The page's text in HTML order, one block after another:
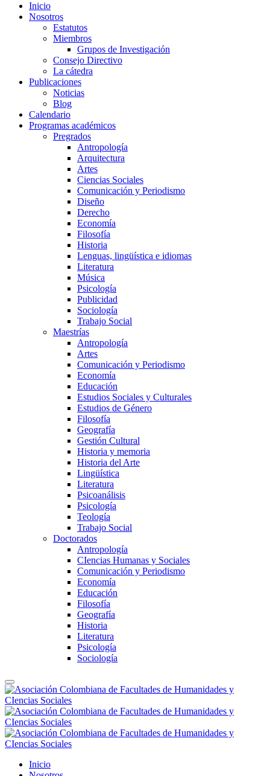
Inicio
Nosotros
Estatutos
Miembros
Grupos de Investigación
Consejo Directivo
La cátedra
Publicaciones
Noticias
Blog
Calendario
Programas académicos
Pregrados
Antropología
Arquitectura
Artes
Ciencias Sociales
Comunicación y Periodismo
Diseño
Derecho
Economía
Filosofía
Historia
Lenguas, lingüística e idiomas
Literatura
Música
Psicología
Publicidad
Sociología
Trabajo Social
Maestrías
Antropología
Artes
Comunicación y Periodismo
Economía
Educación
Estudios Sociales y Culturales
Estudios de Género
Filosofía
Geografía
Gestión Cultural
Historia y memoria
Historia del Arte
Lingüística
Literatura
Psicoanálisis
Psicología
Teología
Trabajo Social
Doctorados
Antropología
CIencias Humanas y Sociales
Comunicación y Periodismo
Economía
Educación
Filosofía
Geografía
Historia
Literatura
Psicología
Sociología
Inicio